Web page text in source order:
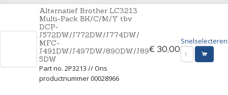
Alternatief Brother LC3213
Multi-Pack BK/C/M/Y tbv
DCP-
J572DW/J772DW/J774DW/
MFC-
J491DW/J497DW/890DW/J89
5DW
Part no. 2P3213 // Ons
productnummer 00028966
€ 30,00
Snelselecteren